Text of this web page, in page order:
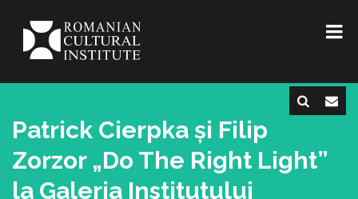
Patrick Cierpka și Filip
Zorzor „Do The Right Light”
la Galeria Institutului